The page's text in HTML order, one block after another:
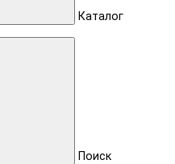
Каталог
Поиск